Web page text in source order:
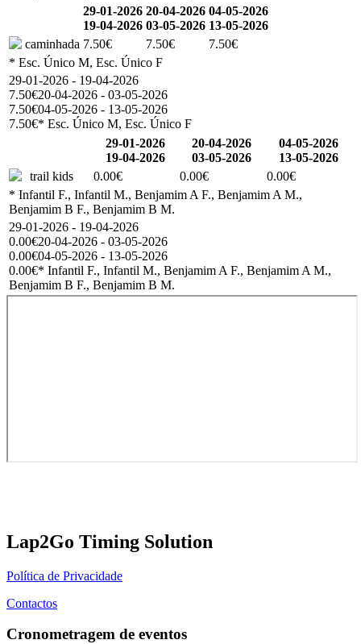
29-01-2026
19-04-2026
20-04-2026
03-05-2026
04-05-2026
13-05-2026
caminhada 7.50€ 7.50€
7.50€
* Esc. Único M, Esc. Único F
29-01-2026 - 19-04-2026
7.50€20-04-2026 - 03-05-2026
7.50€04-05-2026 - 13-05-2026
7.50€* Esc. Único M, Esc. Único F
29-01-2026
19-04-2026
20-04-2026
03-05-2026
04-05-2026
13-05-2026
trail kids
0.00€ 0.00€
0.00€
* Infantil F., Infantil M., Benjamim A F., Benjamim A M.,
Benjamim B F., Benjamim B M.
29-01-2026 - 19-04-2026
0.00€20-04-2026 - 03-05-2026
0.00€04-05-2026 - 13-05-2026
0.00€* Infantil F., Infantil M., Benjamim A F., Benjamim A M.,
Benjamim B F., Benjamim B M.
Lap2Go Timing Solution
Política de Privacidade
Contactos
Cronometragem de eventos